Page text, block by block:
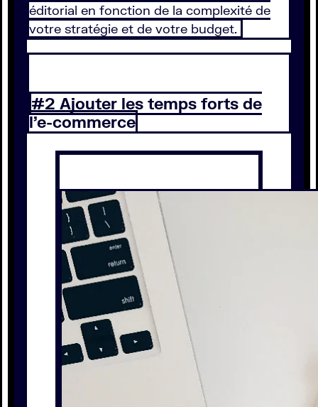
éditorial en fonction de la complexité de
votre stratégie et de votre budget.
#2 Ajouter les temps forts de
l’e-commerce